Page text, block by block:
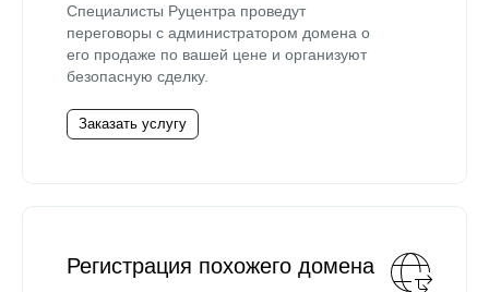
Специалисты Руцентра проведут
переговоры с администратором домена о
его продаже по вашей цене и организуют
безопасную сделку.
Заказать услугу
Регистрация похожего домена